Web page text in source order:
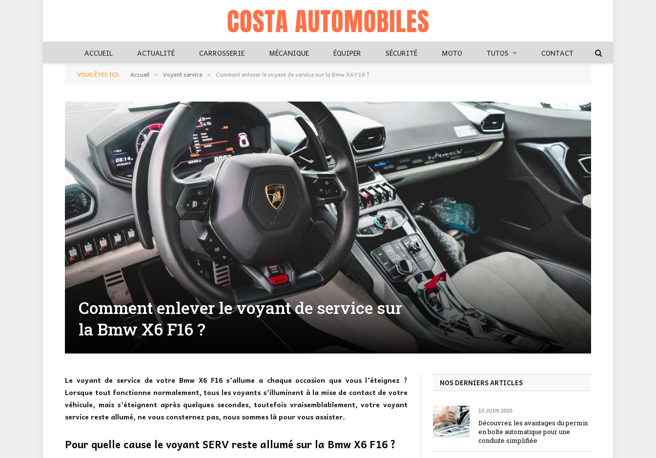
ACCUEIL ACTUALITÉ CARROSSERIE MÉCANIQUE ÉQUIPER SÉCURITÉ MOTO TUTOS CONTACT
VOUS ÊTES ICI: Accueil » Voyant service » Comment enlever le voyant de service sur la Bmw X6 F16 ?
Comment enlever le voyant de service sur
la Bmw X6 F16 ?
Le voyant de service de votre Bmw X6 F16 s’allume a chaque occasion que vous l’éteignez ?
Lorsque tout fonctionne normalement, tous les voyants s’illuminent à la mise de contact de votre
véhicule, mais s’éteignent après quelques secondes, toutefois vraisemblablement, votre voyant
service reste allumé, ne vous consternez pas, nous sommes là pour vous assister.
Pour quelle cause le voyant SERV reste allumé sur la Bmw X6 F16 ?
NOS DERNIERS ARTICLES
15 JUIN 2026
Découvrez les avantages du permis
en boîte automatique pour une
conduite simplifiée